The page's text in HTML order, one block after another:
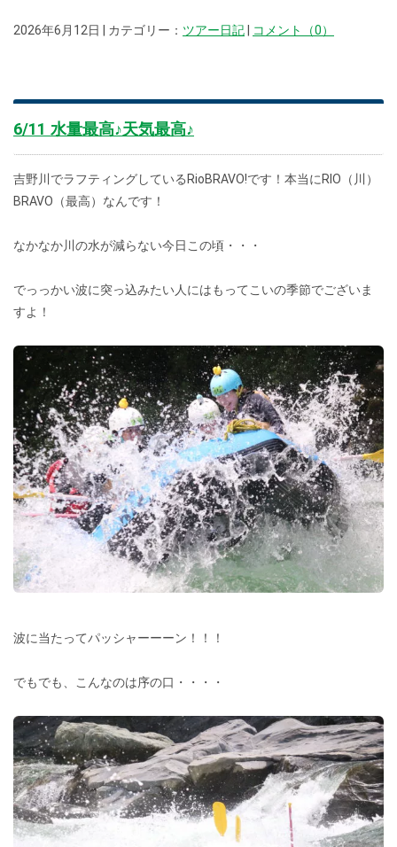
2026年6月12日 | カテゴリー： ツアー日記 コメント（0）
6/11 水量最高♪天気最高♪
吉野川でラフティングしているRioBRAVO!です！本当にRIO（川）
BRAVO（最高）なんです！
なかなか川の水が減らない今日この頃・・・
でっっかい波に突っ込みたい人にはもってこいの季節でございま
すよ！
波に当たってパッシャーーーン！！！
でもでも、こんなのは序の口・・・・